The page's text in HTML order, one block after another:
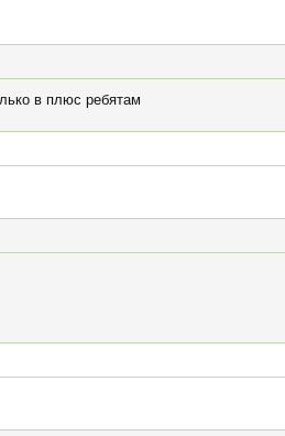
в плюс ребятам